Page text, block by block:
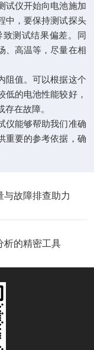
仪开始向电池施加
中，要保持测试探头
测试结果偏差。同
、高温等，尽量在相
值。可以根据这个
低的电池性能较好，
在故障。
能够帮助我们准确
重要的参考依据，确
与故障排查助力
析的精密工具